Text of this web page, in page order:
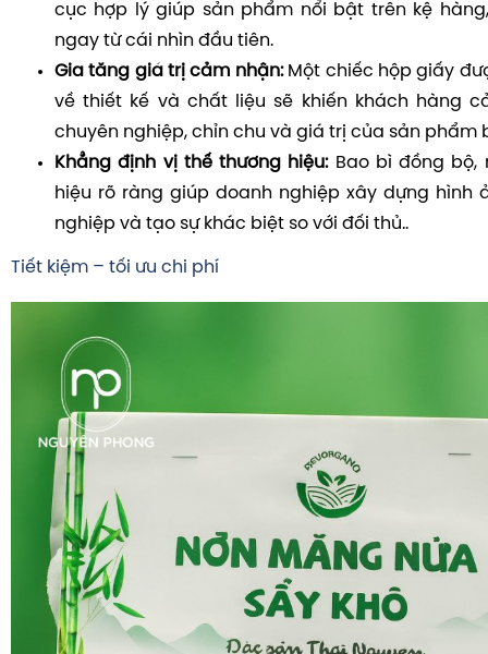
cục hợp lý giúp sản phẩm nổi bật trên kệ
ngay từ cái nhìn đầu tiên.
Gia tăng giá trị cảm nhận:Một chiếc hộp giấy
về thiết kế và chất liệu sẽ khiến khách hàng
chuyên nghiệp, chỉn chu và giá trị của sản phẩm
Khẳng định vị thế thương hiệu:Bao bì đồng bộ,
hiệu rõ ràng giúp doanh nghiệp xây dựng hình
nghiệp và tạo sự khác biệt so với đối thủ..
Tiết kiệm – tối ưu chi phí